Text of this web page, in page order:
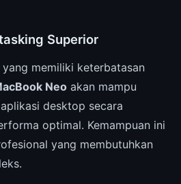
Superior
memiliki keterbatasan
Neo akan mampu
desktop secara
optimal. Kemampuan ini
yang membutuhkan